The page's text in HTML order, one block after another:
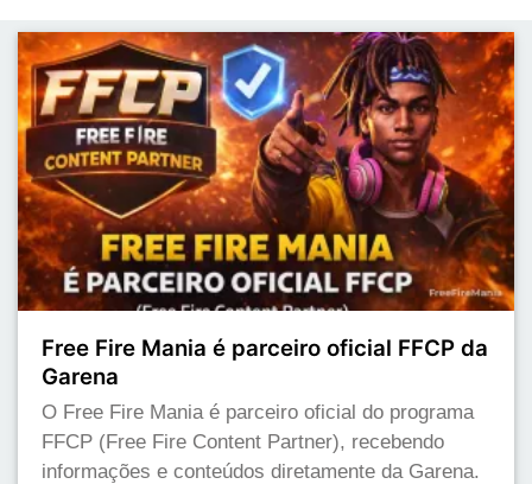
Free Fire Mania é parceiro oficial FFCP da
Garena
O Free Fire Mania é parceiro oficial do programa
FFCP (Free Fire Content Partner), recebendo
informações e conteúdos diretamente da Garena.